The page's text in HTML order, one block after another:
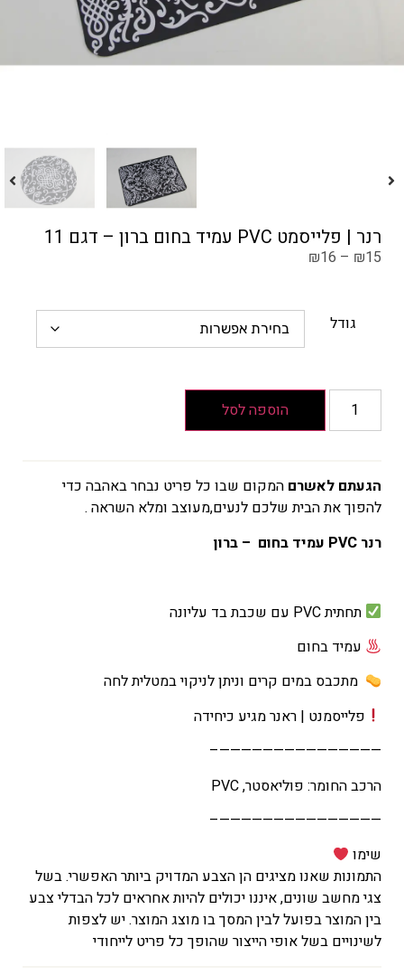
רנר | פלייסמט PVC עמיד בחום ברון – דגם 11
₪15
–
₪16
גודל
הוספה לסל
הגעתם לאשרם המקום שבו כל פריט נבחר באהבה כדי
להפוך את הבית שלכם לנעים,מעוצב ומלא השראה .
רנר PVC עמיד בחום – ברון
תחתית PVC עם שכבת בד עליונה
עמיד בחום
מתכבס במים קרים וניתן לניקוי במטלית לחה
פלייסמנט | ראנר מגיע כיחידה
———————————————–
הרכב החומר: פוליאסטר, PVC
———————————————–
שימו
התמונות שאנו מציגים הן הצבע המדויק ביותר האפשרי. בשל
צגי מחשב שונים, איננו יכולים להיות אחראים לכל הבדלי צבע
בין המוצר בפועל לבין המסך בו מוצג המוצר. יש לצפות
לשינויים בשל אופי הייצור שהופך כל פריט לייחודי